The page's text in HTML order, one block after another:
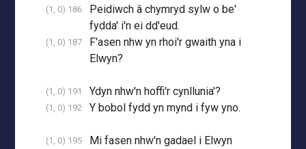
(1, 0) 186
Peidiwch â chymryd sylw o be'
fydda' i'n ei dd'eud.
(1, 0) 187
F'asen nhw yn rhoi'r gwaith yna i
Elwyn?
(1, 0) 191 Ydyn nhw'n hoffi'r cynllunia'?
(1, 0) 192 Y bobol fydd yn mynd i fyw yno.
(1, 0) 195
Mi fasen nhw'n gadael i Elwyn